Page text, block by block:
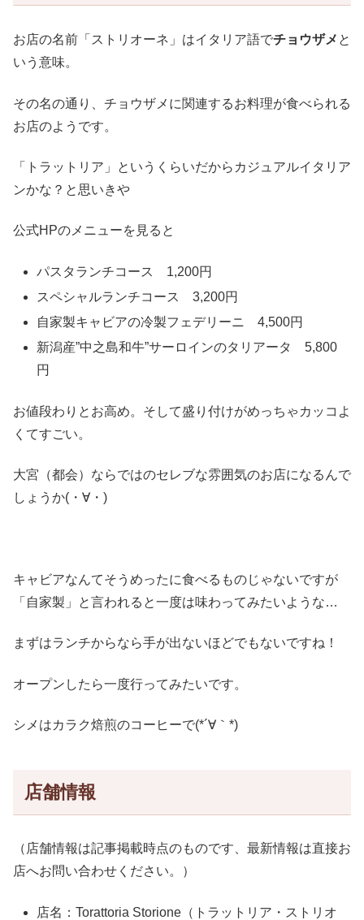
お店の名前「ストリオーネ」はイタリア語でチョウザメ と
いう意味。
その名の通り、チョウザメに関連するお料理が食べられる
お店のようです。
「トラットリア」というくらいだからカジュアルイタリア
ンかな？と思いきや
公式HPのメニューを見ると
パスタランチコース 1,200円
スペシャルランチコース 3,200円
自家製キャビアの冷製フェデリーニ 4,500円
新潟産”中之島和牛”サーロインのタリアータ 5,800
円
お値段わりとお高め。そして盛り付けがめっちゃカッコよ
くてすごい。
大宮（都会）ならではのセレブな雰囲気のお店になるんで
しょうか(・∀・)
キャビアなんてそうめったに食べるものじゃないですが
「自家製」と言われると一度は味わってみたいような…
まずはランチからなら手が出ないほどでもないですね！
オープンしたら一度行ってみたいです。
シメはカラク焙煎のコーヒーで(*´∀｀*)
店舗情報
（店舗情報は記事掲載時点のものです、最新情報は直接お
店へお問い合わせください。）
店名：Torattoria Storione（トラットリア・ストリオ